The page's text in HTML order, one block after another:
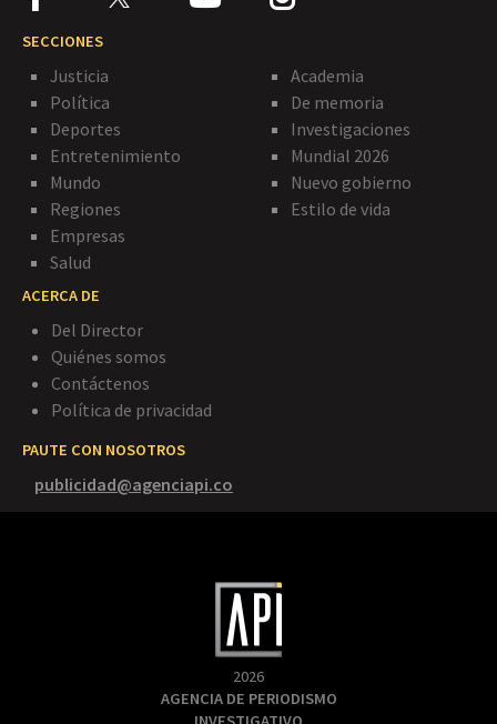
SECCIONES
Justicia
Política
Deportes
Entretenimiento
Mundo
Regiones
Empresas
Salud
Academia
De memoria
Investigaciones
Mundial 2026
Nuevo gobierno
Estilo de vida
ACERCA DE
Del Director
Quiénes somos
Contáctenos
Política de privacidad
PAUTE CON NOSOTROS
publicidad@agenciapi.co
2026
AGENCIA DE PERIODISMO